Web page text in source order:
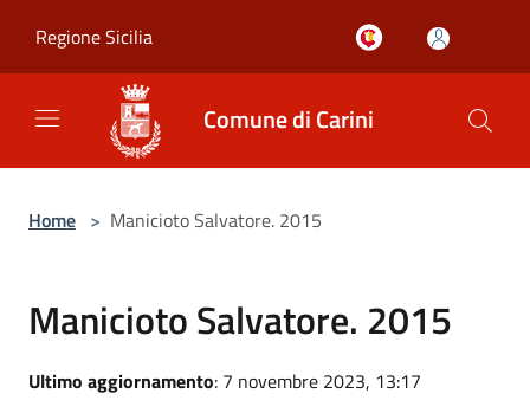
Regione Sicilia
Comune di Carini
Home > Manicioto Salvatore. 2015
Manicioto Salvatore. 2015
Ultimo aggiornamento: 7 novembre 2023, 13:17